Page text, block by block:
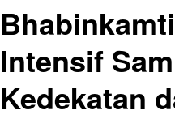
Intensif
Kedekatan